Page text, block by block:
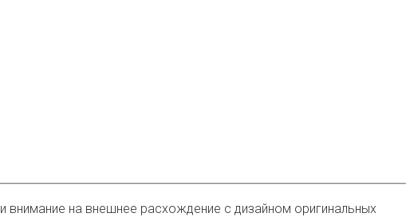
внимание на внешнее расхождение с дизайном оригинальных